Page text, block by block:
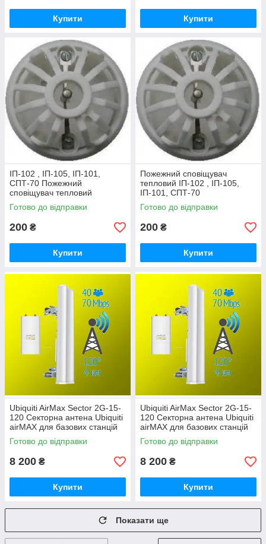
Купити Купити
ІП-102 , ІП-105, ІП-101,
СПТ-70 Пожежний
сповіщувач тепловий
Готово до відправки
200 ₴
Купити
Пожежний сповіщувач
тепловий ІП-102 , ІП-105,
ІП-101, СПТ-70
Готово до відправки
200 ₴
Купити
Ubiquiti AirMax Sector 2G-15-
120 Секторна антена Ubiquiti
airMAX для базових станцій
Готово до відправки
8 200 ₴
Купити
Ubiquiti AirMax Sector 2G-15-
120 Секторна антена Ubiquiti
airMAX для базових станцій
Готово до відправки
8 200 ₴
Купити
Показати ще